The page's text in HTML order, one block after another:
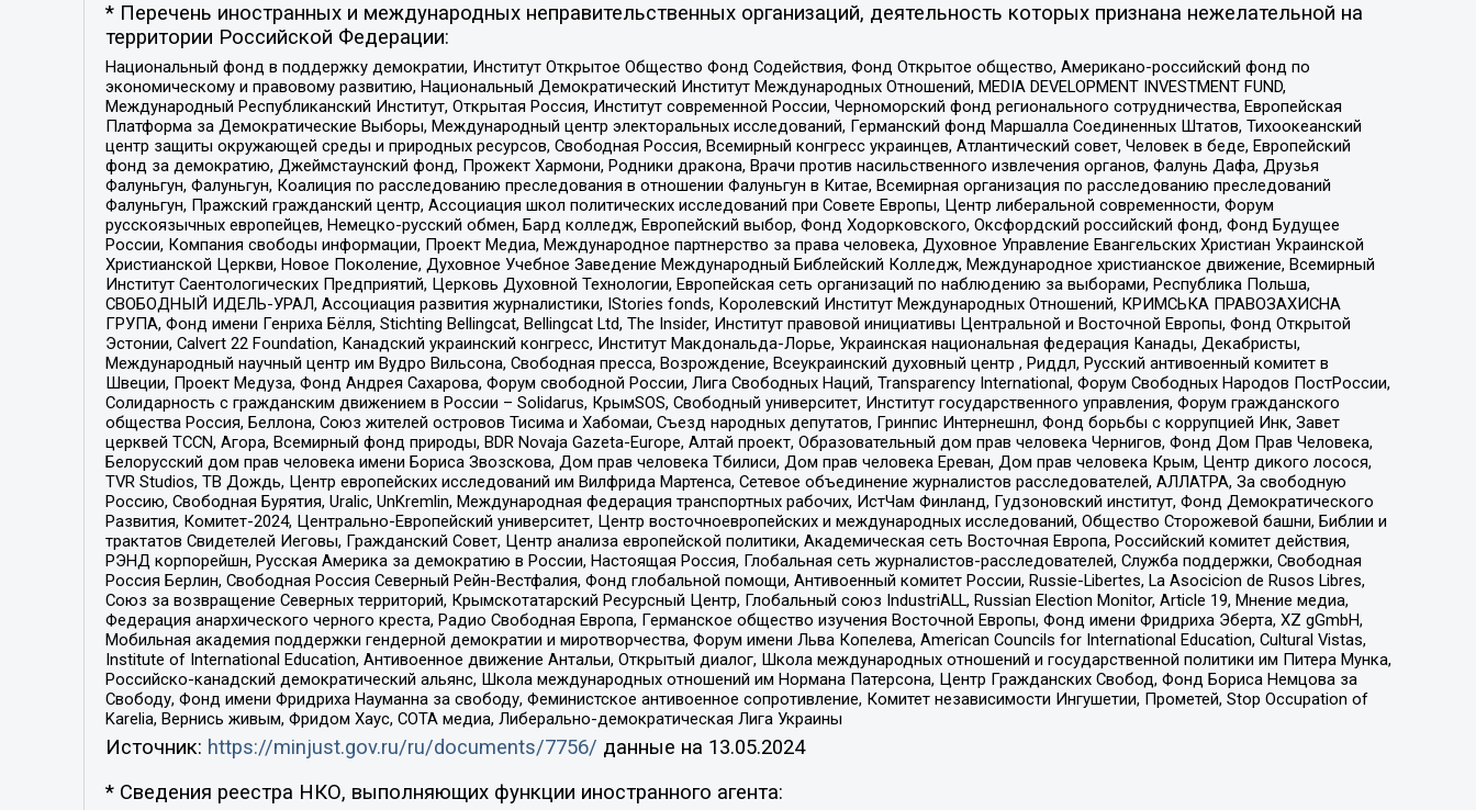
* Перечень иностранных и международных неправительственных организаций, деятельность которых признана нежелательной на
территории Российской Федерации:
Национальный фонд в поддержку демократии, Институт Открытое Общество Фонд Содействия, Фонд Открытое общество, Американо-российский фонд по
экономическому и правовому развитию, Национальный Демократический Институт Международных Отношений, MEDIA DEVELOPMENT INVESTMENT FUND,
Международный Республиканский Институт, Открытая Россия, Институт современной России, Черноморский фонд регионального сотрудничества, Европейская
Платформа за Демократические Выборы, Международный центр электоральных исследований, Германский фонд Маршалла Соединенных Штатов, Тихоокеанский
центр защиты окружающей среды и природных ресурсов, Свободная Россия, Всемирный конгресс украинцев, Атлантический совет, Человек в беде, Европейский
фонд за демократию, Джеймстаунский фонд, Прожект Хармони, Родники дракона, Врачи против насильственного извлечения органов, Фалунь Дафа, Друзья
Фалуньгун, Фалуньгун, Коалиция по расследованию преследования в отношении Фалуньгун в Китае, Всемирная организация по расследованию преследований
Фалуньгун, Пражский гражданский центр, Ассоциация школ политических исследований при Совете Европы, Центр либеральной современности, Форум
русскоязычных европейцев, Немецко-русский обмен, Бард колледж, Европейский выбор, Фонд Ходорковского, Оксфордский российский фонд, Фонд Будущее
России, Компания свободы информации, Проект Медиа, Международное партнерство за права человека, Духовное Управление Евангельских Христиан Украинской
Христианской Церкви, Новое Поколение, Духовное Учебное Заведение Международный Библейский Колледж, Международное христианское движение, Всемирный
Институт Саентологических Предприятий, Церковь Духовной Технологии, Европейская сеть организаций по наблюдению за выборами, Республика Польша,
СВОБОДНЫЙ ИДЕЛЬ-УРАЛ, Ассоциация развития журналистики, IStories fonds, Королевский Институт Международных Отношений, КРИМСЬКА ПРАВОЗАХИСНА
ГРУПА, Фонд имени Генриха Бёлля, Stichting Bellingcat, Bellingcat Ltd, The Insider, Институт правовой инициативы Центральной и Восточной Европы, Фонд Открытой
Эстонии, Calvert 22 Foundation, Канадский украинский конгресс, Институт Макдональда-Лорье, Украинская национальная федерация Канады, Декабристы,
Международный научный центр им Вудро Вильсона, Свободная пресса, Возрождение, Всеукраинский духовный центр , Риддл, Русский антивоенный комитет в
Швеции, Проект Медуза, Фонд Андрея Сахарова, Форум свободной России, Лига Свободных Наций, Transparеncy International, Форум Свободных Народов ПостРоссии,
Солидарность с гражданским движением в России – Solidarus, КрымSOS, Свободный университет, Институт государственного управления, Форум гражданского
общества Россия, Беллона, Союз жителей островов Тисима и Хабомаи, Съезд народных депутатов, Гринпис Интернешнл, Фонд борьбы с коррупцией Инк, Завет
церквей TCCN, Агора, Всемирный фонд природы, BDR Novaja Gazeta-Europe, Алтай проект, Образовательный дом прав человека Чернигов, Фонд Дом Прав Человека,
Белорусский дом прав человека имени Бориса Звозскова, Дом прав человека Тбилиси, Дом прав человека Ереван, Дом прав человека Крым, Центр дикого лосося,
TVR Studios, ТВ Дождь, Центр европейских исследований им Вилфрида Мартенса, Сетевое объединение журналистов расследователей, АЛЛАТРА, За свободную
Россию, Свободная Бурятия, Uralic, UnKremlin, Международная федерация транспортных рабочих, ИстЧам Финланд, Гудзоновский институт, Фонд Демократического
Развития, Комитет-2024, Центрально-Европейский университет, Центр восточноевропейских и международных исследований, Общество Сторожевой башни, Библии и
трактатов Свидетелей Иеговы, Гражданский Совет, Центр анализа европейской политики, Академическая сеть Восточная Европа, Российский комитет действия,
РЭНД корпорейшн, Русская Америка за демократию в России, Настоящая Россия, Глобальная сеть журналистов-расследователей, Служба поддержки, Свободная
Россия Берлин, Свободная Россия Северный Рейн-Вестфалия, Фонд глобальной помощи, Антивоенный комитет России, Russie-Libertes, La Asocicion de Rusos Libres,
Союз за возвращение Северных территорий, Крымскотатарский Ресурсный Центр, Глобальный союз IndustriALL, Russian Election Monitor, Article 19, Мнение медиа,
Федерация анархического черного креста, Радио Свободная Европа, Германское общество изучения Восточной Европы, Фонд имени Фридриха Эберта, XZ gGmbH,
Мобильная академия поддержки гендерной демократии и миротворчества, Форум имени Льва Копелева, American Councils for International Education, Cultural Vistas,
Institute of International Education, Антивоенное движение Антальи, Открытый диалог, Школа международных отношений и государственной политики им Питера Мунка,
Российско-канадский демократический альянс, Школа международных отношений им Нормана Патерсона, Центр Гражданских Свобод, Фонд Бориса Немцова за
Свободу, Фонд имени Фридриха Науманна за свободу, Феминистское антивоенное сопротивление, Комитет независимости Ингушетии, Прометей, Stop Occupation of
Karelia, Вернись живым, Фридом Хаус, СОТА медиа, Либерально-демократическая Лига Украины
Источник: https://minjust.gov.ru/ru/documents/7756/ данные на 13.05.2024
* Сведения реестра НКО, выполняющих функции иностранного агента: